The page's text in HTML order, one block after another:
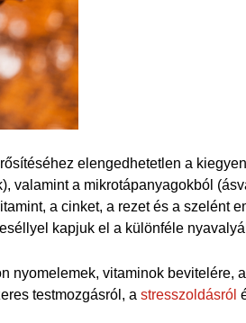
elengedhetetlen a
valamint a mikrotápanyagokból
a cinket, a rezet és a szelént
kapjuk el a különféle
nyomelemek, vitaminok
testmozgásról, a stresszoldásról